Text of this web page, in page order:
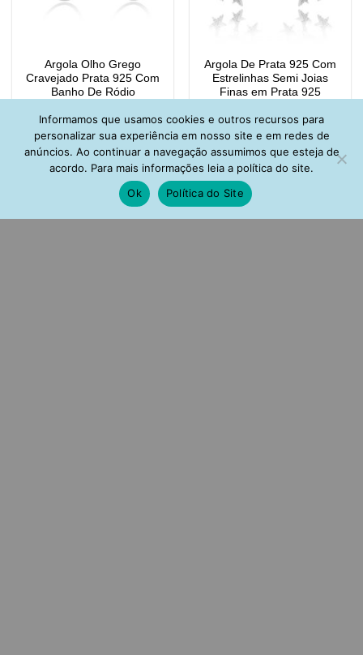
Argola Olho Grego
Cravejado Prata 925 Com
Banho De Ródio
Argola De Prata 925 Com
Estrelinhas Semi Joias
Finas em Prata 925
Informamos que usamos cookies e outros recursos para
personalizar sua experiência em nosso site e em redes de
anúncios. Ao continuar a navegação assumimos que esteja de
acordo. Para mais informações leia a política do site.
Ok
Política do Site